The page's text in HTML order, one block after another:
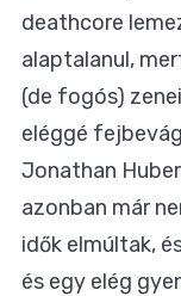
deathcore
alaptalanul,
(de fogós)
eléggé
Jonathan
azonban már
idők elmúltak,
és egy elég